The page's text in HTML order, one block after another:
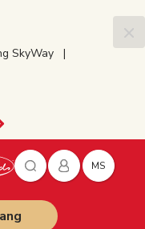
SkyWay |
MS